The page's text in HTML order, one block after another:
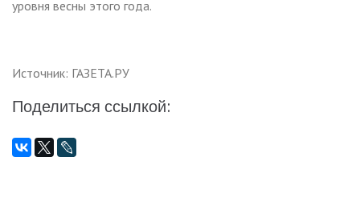
уровня весны этого года.
Источник: ГАЗЕТА.РУ
Поделиться ссылкой: